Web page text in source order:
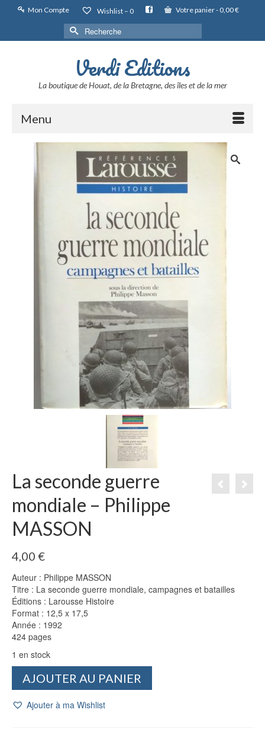
Mon Compte Wishlist – 0 Votre panier- 0,00€
Rechercher :
Verdi Editions
La boutique de Houat, de la Bretagne, des îles et de la mer
Menu
La seconde guerre
mondiale – Philippe
MASSON
4,00 €
Auteur : Philippe MASSON
Titre : La seconde guerre mondiale, campagnes et batailles
Éditions : Larousse Histoire
Format : 12,5 x 17,5
Année : 1992
424 pages
1 en stock
seconde
AJOUTER AU PANIER
Ajouter à ma Wishlist